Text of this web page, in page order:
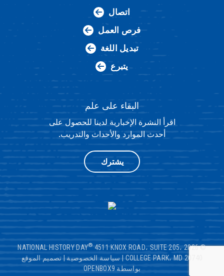
اتصال
فرص العمل
تبديل اللغة
يتبرع
البقاء على علم
اقرأ النشرة الإخبارية لدينا للحصول على
أحدث الموارد والأحداث والتدريب.
يشترك
© 2026 NATIONAL HISTORY DAY
® 4511 KNOX ROAD، SUITE 205،
COLLEGE PARK، MD 20740|سياسة الخصوصية|تصميم الموقع
بواسطة OPENBOX9